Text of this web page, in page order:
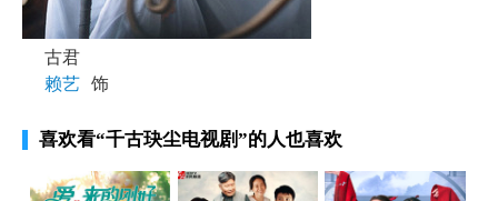
古君
赖艺 饰
喜欢看“千古玦尘电视剧”的人也喜欢